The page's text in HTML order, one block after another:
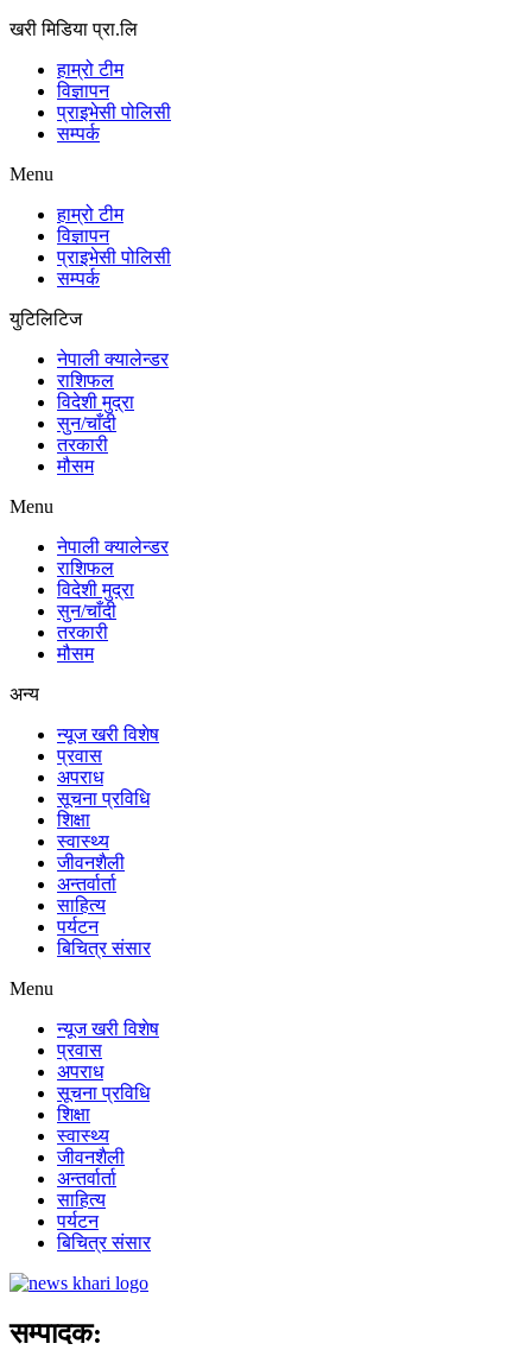
खरी मिडिया प्रा.लि
हाम्रो टीम
विज्ञापन
प्राइभेसी पोलिसी
सम्पर्क
Menu
हाम्रो टीम
विज्ञापन
प्राइभेसी पोलिसी
सम्पर्क
युटिलिटिज
नेपाली क्यालेन्डर
राशिफल
विदेशी मुद्रा
सुन/चाँदी
तरकारी
मौसम
Menu
नेपाली क्यालेन्डर
राशिफल
विदेशी मुद्रा
सुन/चाँदी
तरकारी
मौसम
अन्य
न्यूज खरी विशेष
प्रवास
अपराध
सूचना प्रविधि
शिक्षा
स्वास्थ्य
जीवनशैली
अन्तर्वार्ता
साहित्य
पर्यटन
बिचित्र संसार
Menu
न्यूज खरी विशेष
प्रवास
अपराध
सूचना प्रविधि
शिक्षा
स्वास्थ्य
जीवनशैली
अन्तर्वार्ता
साहित्य
पर्यटन
बिचित्र संसार
सम्पादक: